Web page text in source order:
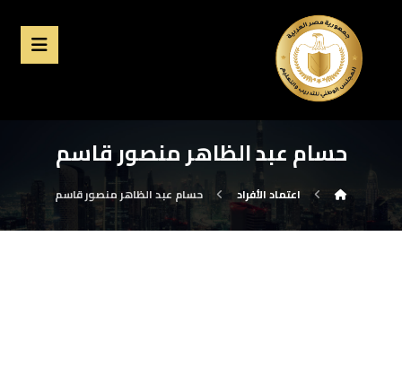
حسام عبد الظاهر منصور قاسم
اعتماد الأفراد حسام عبد الظاهر منصور قاسم